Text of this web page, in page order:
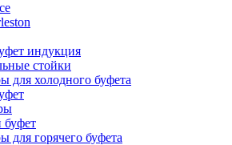
индукция
стойки
для холодного буфета
для горячего буфета